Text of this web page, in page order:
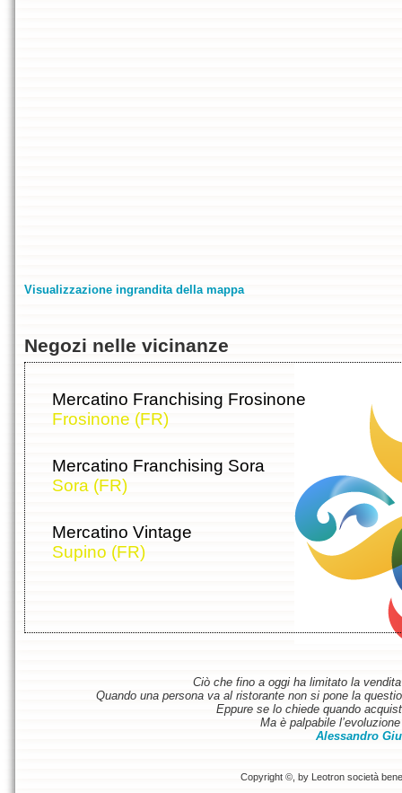
Visualizzazione ingrandita della mappa
Negozi nelle vicinanze
Mercatino Franchising Frosinone
Frosinone (FR)
Mercatino Franchising Sora
Sora (FR)
Mercatino Vintage
Supino (FR)
Ciò che fino a oggi ha limitato la
Quando una persona va al ristorante non si pone la
Eppure se lo chiede quando
Ma è palpabile
Alessandro
Copyright ©, by Leotron società